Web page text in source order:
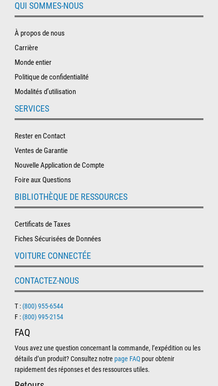
QUI SOMMES-NOUS
À propos de nous
Carrière
Monde entier
Politique de confidentialité
Modalités d’utilisation
SERVICES
Rester en Contact
Ventes de Garantie
Nouvelle Application de Compte
Foire aux Questions
BIBLIOTHÈQUE DE RESSOURCES
Certificats de Taxes
Fiches Sécurisées de Données
VOITURE CONNECTÉE
CONTACTEZ-NOUS
T : (800) 955-6544
F : (800) 995-2154
FAQ
Vous avez une question concernant la commande, l’expédition ou les
détails d’un produit? Consultez notre page FAQ pour obtenir
rapidement des réponses et des ressources utiles.